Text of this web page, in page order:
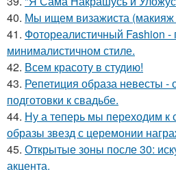
40. Мы ищем визажиста (макияж
41. Фотореалистичный Fashion -
минималистичном стиле.
42. Всем красоту в студию!
43. Репетиция образа невесты
подготовки к свадьбе.
44. Ну а теперь мы переходим к
образы звезд с церемонии
45. Открытые зоны после 30:
акцента.